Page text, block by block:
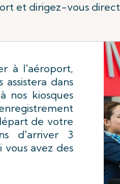
et dirigez-vous
à l'aéroport,
dans
nos kiosques
de votre
d'arriver 3
avez des